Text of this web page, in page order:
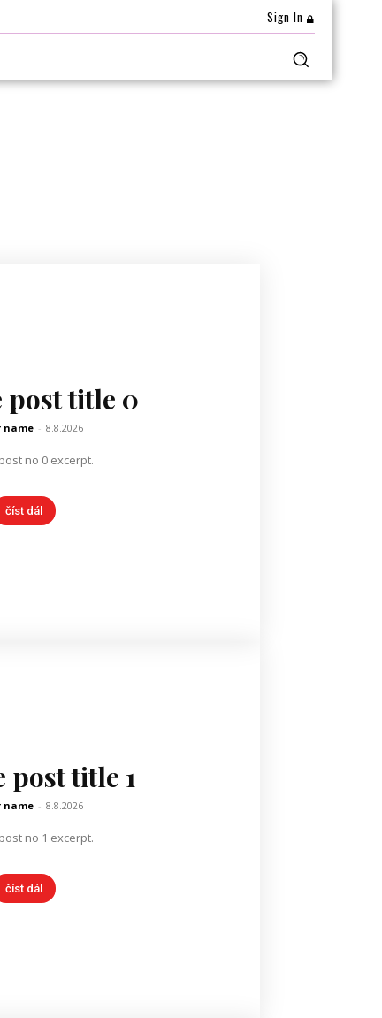
Sign In
post title 0
name - 8.8.2026
no 0 excerpt.
číst dál
post title 1
name - 8.8.2026
no 1 excerpt.
číst dál